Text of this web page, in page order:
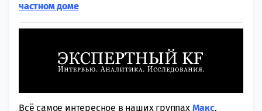
частном доме
Всё самое интересное в наших группах Макс,